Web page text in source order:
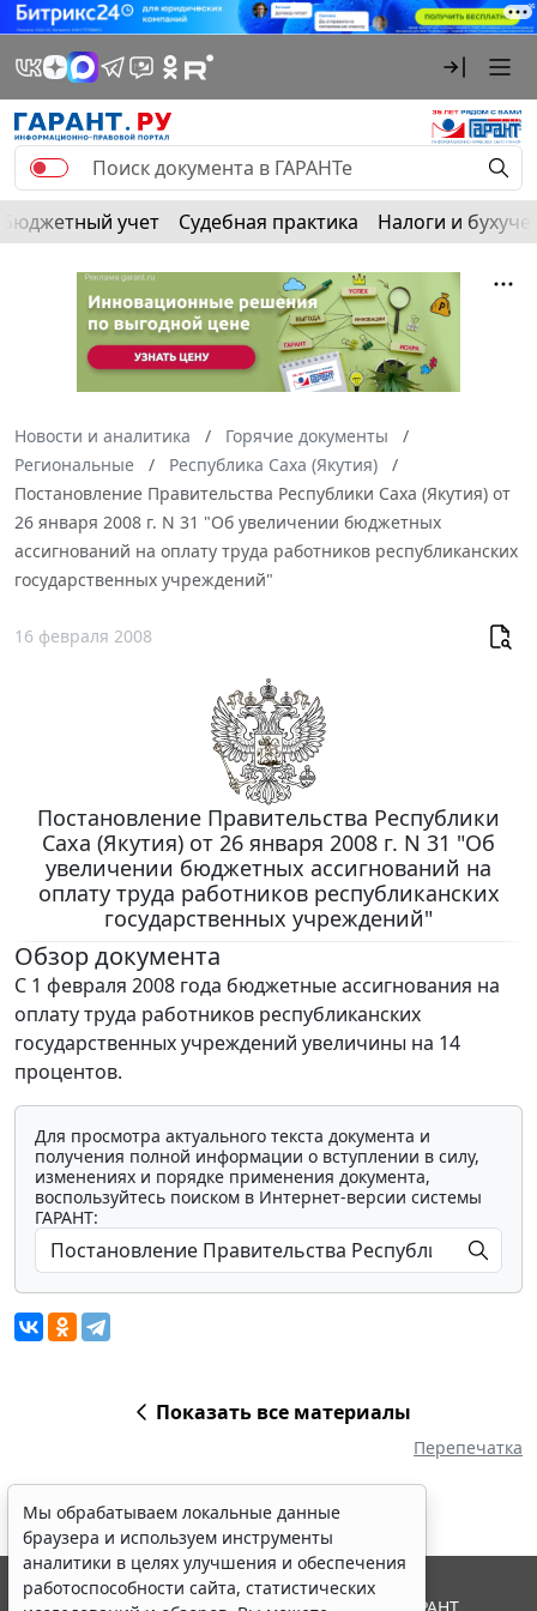
Бюджетный учет Судебная практика Налоги и
Новости и аналитика
Горячие документы
Региональные
Республика Саха (Якутия)
Постановление Правительства Республики Саха (Якутия) от
26 января 2008 г. N 31 "Об увеличении бюджетных
ассигнований на оплату труда работников республиканских
государственных учреждений"
16 февраля 2008
Постановление Правительства Республики
Саха (Якутия) от 26 января 2008 г. N 31 "Об
увеличении бюджетных ассигнований на
оплату труда работников республиканских
государственных учреждений"
Обзор документа
С 1 февраля 2008 года бюджетные ассигнования на
оплату труда работников республиканских
государственных учреждений увеличины на 14
процентов.
Для просмотра актуального текста документа и
получения полной информации о вступлении в силу,
изменениях и порядке применения документа,
воспользуйтесь поиском в Интернет-версии системы
ГАРАНТ:
Показать все материалы
Перепечатка
Мы обрабатываем локальные данные
браузера и используем инструменты
аналитики в целях улучшения и обеспечения
работоспособности сайта, статистических
© ООО "НПП "ГАРАНТ-СЕРВИС", 2026. Система ГАРАНТ